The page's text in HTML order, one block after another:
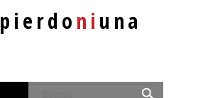
pierdoniuna